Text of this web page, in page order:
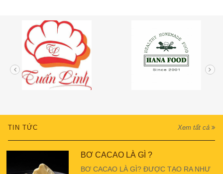
TIN TỨC Xem tất cả
BƠ CACAO LÀ GÌ ?
BƠ CACAO LÀ GÌ? ĐƯỢC TẠO RA NHƯ